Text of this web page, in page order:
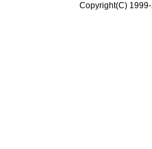
Copyright(C)